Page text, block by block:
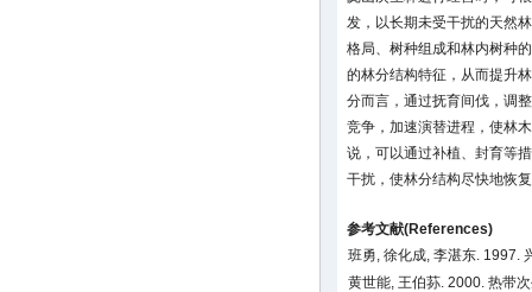
发，以长期未受干扰的天然
格局、树种组成和林内树种
的林分结构特征，从而提升
分而言，通过抚育间伐，调
竞争，加速演替进程，使林
说，可以通过补植、封育等
干扰，使林分结构尽快地恢
参考文献(References)
班勇, 徐化成, 李湛东. 1997.
黄世能, 王伯荪. 2000. 热带